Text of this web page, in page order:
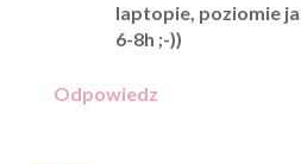
laptopie, poziomie
6-8h ;-))
Odpowiedz